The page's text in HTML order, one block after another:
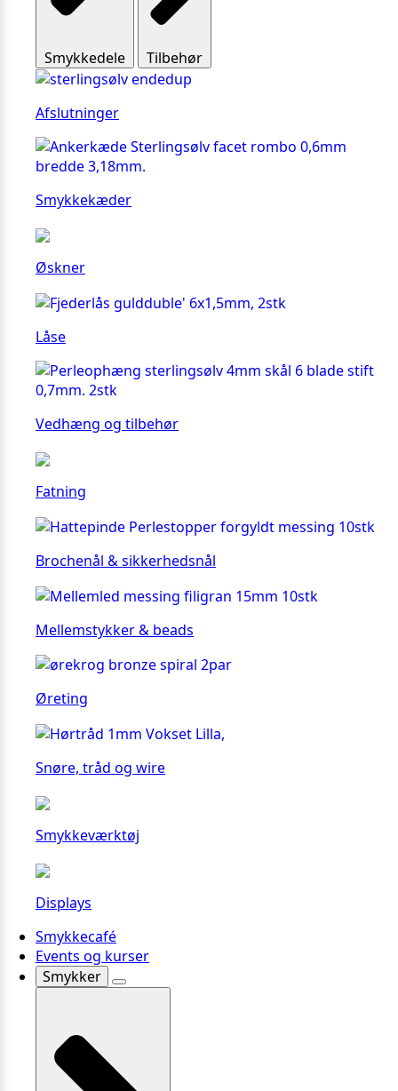
Smykkedele Tilbehør
Afslutninger
Smykkekæder
Øskner
Låse
Vedhæng og tilbehør
Fatning
Brochenål & sikkerhedsnål
Mellemstykker & beads
Øreting
Snøre, tråd og wire
Smykkeværktøj
Displays
Smykkecafé
Events og kurser
Smykker